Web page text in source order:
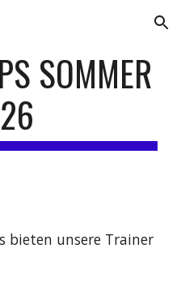
Skip to navigation
SOMMER
bieten unsere Trainer